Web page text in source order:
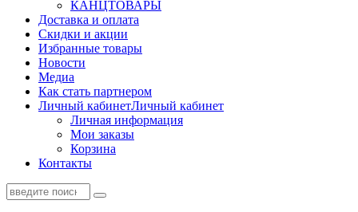
КАНЦТОВАРЫ
Доставка и оплата
Скидки и акции
Избранные товары
Новости
Медиа
Как стать партнером
Личный кабинетЛичный кабинет
Личная информация
Мои заказы
Корзина
Контакты